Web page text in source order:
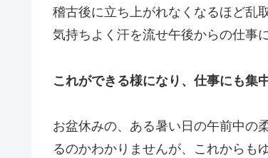
稽古後に立ち上がれなくなるほど乱
気持ちよく汗を流せ午後からの仕事
これができる様になり、仕事にも集
お盆休みの、ある暑い日の午前中の
るのかわかりませんが、これからも